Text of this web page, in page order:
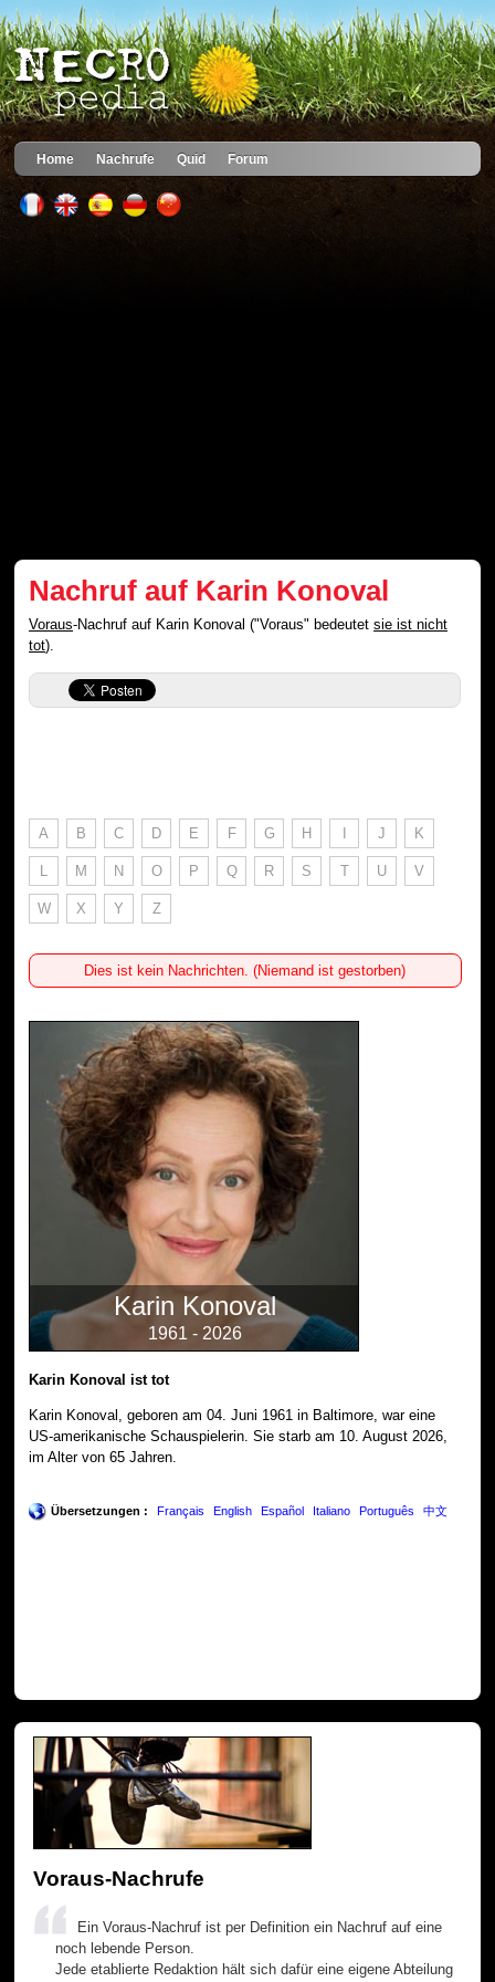
Home Nachrufe Quid Forum
Nachruf auf Karin Konoval
Voraus-Nachruf auf Karin Konoval ("Voraus" bedeutetsie ist nicht
tot).
A B C D E F G H I J K
L M N O P Q R S T U V
W X Y Z
Dies ist kein Nachrichten. (Niemand ist gestorben)
Karin Konoval
1961 - 2026
Karin Konoval ist tot
Karin Konoval, geboren am 04. Juni 1961 in Baltimore, war eine
US-amerikanische Schauspielerin. Sie starb am 10. August 2026,
im Alter von 65 Jahren.
Übersetzungen : Français English Español Italiano Português 中文
Voraus-Nachrufe
Ein Voraus-Nachruf ist per Definition ein Nachruf auf eine
noch lebende Person.
Jede etablierte Redaktion hält sich dafür eine eigene Abteilung